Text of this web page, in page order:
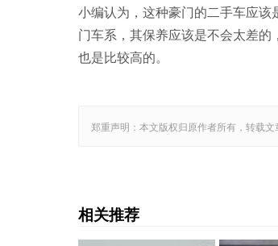
小编认为，这种豪门的二手车应
门车系，其保养应该是不会太差
也是比较高的。
郑重声明：本文版权归原作者所有，转载
相关推荐